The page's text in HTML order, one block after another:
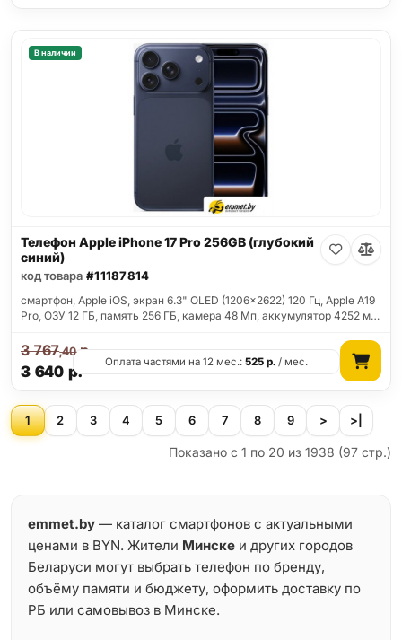
В наличии
Телефон Apple iPhone 17 Pro 256GB (глубокий
синий)
код товара #11187814
смартфон, Apple iOS, экран 6.3" OLED (1206x2622) 120 Гц, Apple A19
Pro, ОЗУ 12 ГБ, память 256 ГБ, камера 48 Мп, аккумулятор 4252 м…
3 640 р.
3 767,40р.
Оплата частями на 12 мес.:525 р. / мес.
1 2 3 4 5 6 7 8 9 > >|
Показано с 1 по 20 из 1938 (97 стр.)
emmet.by — каталог смартфонов с актуальными
ценами в BYN. Жители Минске и других городов
Беларуси могут выбрать телефон по бренду,
объёму памяти и бюджету, оформить доставку по
РБ или самовывоз в Минске.